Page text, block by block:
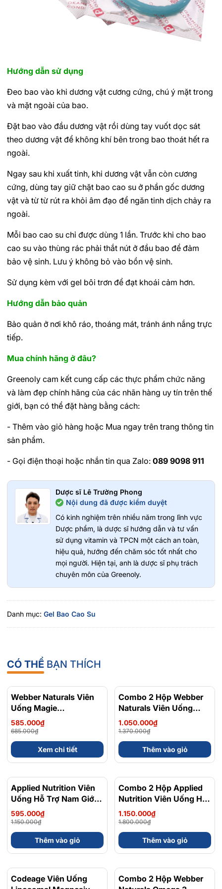
Hướng dẫn sử dụng
Đeo bao vào khi dương vật cương cứng, chú ý mặt trong
và mặt ngoài của bao.
Đặt bao vào đầu dương vật rồi dùng tay vuốt dọc sát
theo dương vật để không khí bên trong bao thoát hết ra
ngoài.
Ngay sau khi xuất tinh, khi dương vật vẫn còn cương
cứng, dùng tay giữ chặt bao cao su ở phần gốc dương
vật và từ từ rút ra khỏi âm đạo để ngăn tinh dịch chảy ra
ngoài.
Mỗi bao cao su chỉ được dùng 1 lần. Trước khi cho bao
cao su vào thùng rác phải thắt nút ở đầu bao để đảm
bảo vệ sinh. Lưu ý không bỏ vào bồn vệ sinh.
Sử dụng kèm với gel bôi trơn để đạt khoái cảm hơn.
Hướng dẫn bảo quản
Bảo quản ở nơi khô ráo, thoáng mát, tránh ánh nắng trực
tiếp.
Mua chính hãng ở đâu?
Greenoly cam kết cung cấp các thực phẩm chức năng
và làm đẹp chính hãng của các nhãn hàng uy tín trên thế
giới, bạn có thể đặt hàng bằng cách:
- Thêm vào giỏ hàng hoặc Mua ngay trên trang thông tin
sản phẩm.
- Gọi điện thoại hoặc nhắn tin qua Zalo: 089 9098 911
Dược sĩ Lê Trường Phong
Nội dung đã được kiểm duyệt
Có kinh nghiệm trên nhiều năm trong lĩnh vực
Dược phẩm, là dược sĩ hướng dẫn và tư vấn
sử dụng vitamin và TPCN một cách an toàn,
hiệu quả, hướng đến chăm sóc tốt nhất cho
mọi người. Hiện tại, anh là dược sĩ phụ trách
chuyên môn của Greenoly.
Danh mục: Gel Bao Cao Su
CÓ THỂ BẠN THÍCH
- 15%
Webber Naturals Viên
Uống Magie
Magnesium
Bisglycinate 200mg -
Chính Ngạch Canada,
Xuất VAT
585.000₫
685.000₫
Xem chi tiết
- 23%
Combo 2 Hộp Webber
Naturals Viên Uống
Magie Dễ Dàng Hấp
Làm Dịu Nhẹ Cho Hệ
Tiêu Hóa Magnesium
Bisglycinate 200mg -
Hộp 120 Viên
1.050.000₫
1.370.000₫
Thêm vào giỏ
- 48%
Applied Nutrition Viên
Uống Hỗ Trợ Nam Giới
120 viên - Chính Ngạch
Anh Quốc, Bán Chạy
595.000₫
1.150.000₫
Thêm vào giỏ
- 36%
Combo 2 Hộp Applied
Nutrition Viên Uống Hỗ
Trợ Nam Giới 120 viên
1.150.000₫
1.800.000₫
Thêm vào giỏ
- 8%
Codeage Viên Uống
- 10%
Combo 2 Hộp Webber